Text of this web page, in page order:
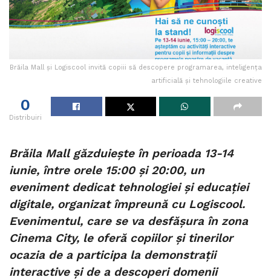
Brăila Mall și Logiscool invită copiii să descopere programarea, inteligența
artificială și tehnologiile creative
0
Distribuiri
Brăila Mall găzduiește în perioada 13-14
iunie, între orele 15:00 și 20:00, un
eveniment dedicat tehnologiei și educației
digitale, organizat împreună cu Logiscool.
Evenimentul, care se va desfășura în zona
Cinema City, le oferă copiilor și tinerilor
ocazia de a participa la demonstrații
interactive și de a descoperi domenii